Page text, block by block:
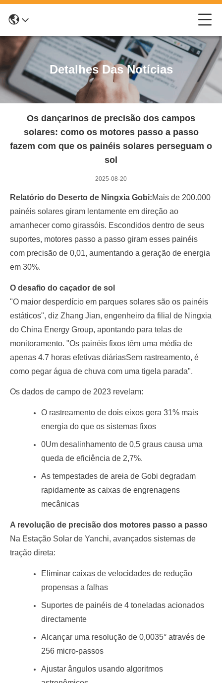
Detalhes Das Notícias
Os dançarinos de precisão dos campos
solares: como os motores passo a passo
fazem com que os painéis solares perseguam o
sol
2025-08-20
Relatório do Deserto de Ningxia Gobi:Mais de 200.000
painéis solares giram lentamente em direção ao
amanhecer como girassóis. Escondidos dentro de seus
suportes, motores passo a passo giram esses painéis
com precisão de 0,01, aumentando a geração de energia
em 30%.
O desafio do caçador de sol
"O maior desperdício em parques solares são os painéis
estáticos", diz Zhang Jian, engenheiro da filial de Ningxia
do China Energy Group, apontando para telas de
monitoramento. "Os painéis fixos têm uma média de
apenas 4.7 horas efetivas diáriasSem rastreamento, é
como pegar água de chuva com uma tigela parada".
Os dados de campo de 2023 revelam:
O rastreamento de dois eixos gera 31% mais
energia do que os sistemas fixos
0Um desalinhamento de 0,5 graus causa uma
queda de eficiência de 2,7%.
As tempestades de areia de Gobi degradam
rapidamente as caixas de engrenagens
mecânicas
A revolução de precisão dos motores passo a passo
Na Estação Solar de Yanchi, avançados sistemas de
tração direta:
Eliminar caixas de velocidades de redução
propensas a falhas
Suportes de painéis de 4 toneladas acionados
directamente
Alcançar uma resolução de 0,0035° através de
256 micro-passos
Ajustar ângulos usando algoritmos